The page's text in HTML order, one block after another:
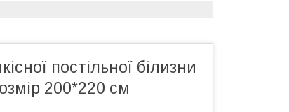
постільної білизни
200*220 см